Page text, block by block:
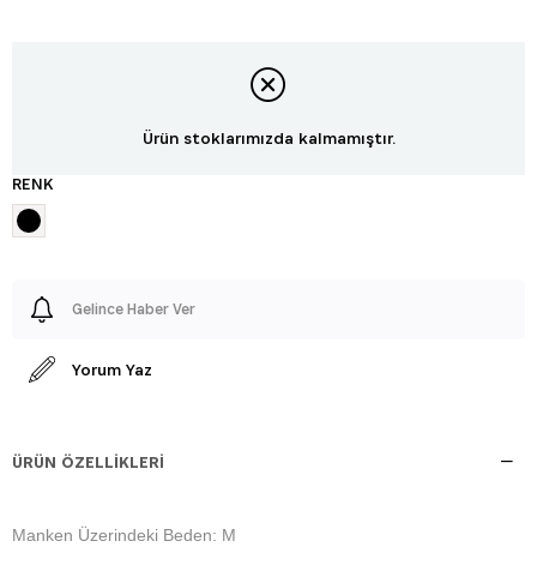
Ürün stoklarımızda kalmamıştır.
RENK
Gelince Haber Ver
Yorum Yaz
ÜRÜN ÖZELLIKLERI
Manken Üzerindeki Beden: M